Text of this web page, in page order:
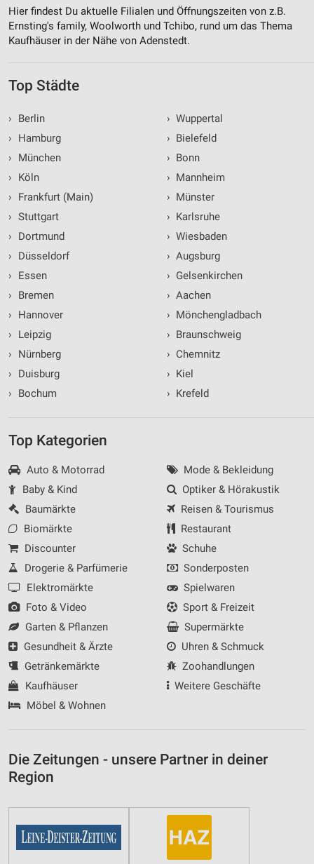
Hier findest Du aktuelle Filialen und Öffnungszeiten von z.B.
Ernsting's family, Woolworth und Tchibo, rund um das Thema
Kaufhäuser in der Nähe von Adenstedt.
Top Städte
›
Berlin
›
Hamburg
›
München
›
Köln
›
Frankfurt (Main)
› Stuttgart
›
Dortmund
›
Düsseldorf
›
Essen
›
Bremen
›
Hannover
›
Leipzig
›
Nürnberg
›
Duisburg
›
Bochum
› Wuppertal
› Bielefeld
› Bonn
› Mannheim
› Münster
› Karlsruhe
› Wiesbaden
› Augsburg
› Gelsenkirchen
› Aachen
› Mönchengladbach
› Braunschweig
› Chemnitz
› Kiel
› Krefeld
Top Kategorien
Auto & Motorrad
Baby & Kind
Baumärkte
Biomärkte
Discounter
Drogerie & Parfümerie
Elektromärkte
Foto & Video
Garten & Pflanzen
Gesundheit & Ärzte
Getränkemärkte
Kaufhäuser
Möbel & Wohnen
Mode & Bekleidung
Optiker & Hörakustik
Reisen & Tourismus
Restaurant
Schuhe
Sonderposten
Spielwaren
Sport & Freizeit
Supermärkte
Uhren & Schmuck
Zoohandlungen
Weitere Geschäfte
Die Zeitungen - unsere Partner in deiner
Region